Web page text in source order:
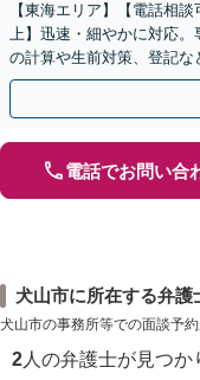
【東海エリア】【電話相
上】迅速・細やかに対応
の計算や生前対策、登記
を大事にし、より納得で
電話でお問い合
犬山市に所在する弁護
犬山市の事務所等での面談予約
2 人の弁護士が見つか